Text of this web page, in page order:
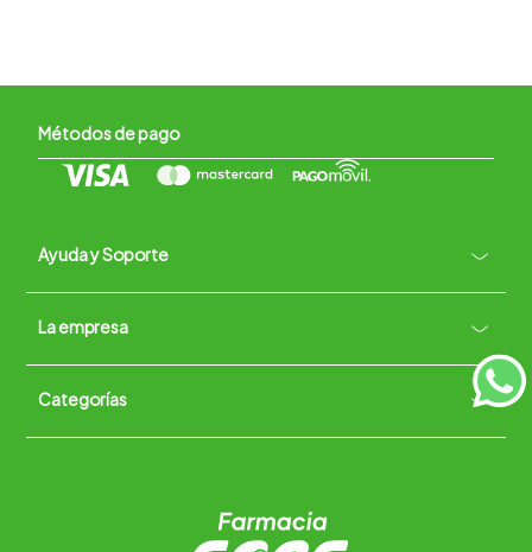
Métodos de pago
Ayuda y Soporte +
Contacto vía WhatsApp
Términos y condiciones
La empresa +
Quiénes somos
Trabaja con nosotros
Categorías +